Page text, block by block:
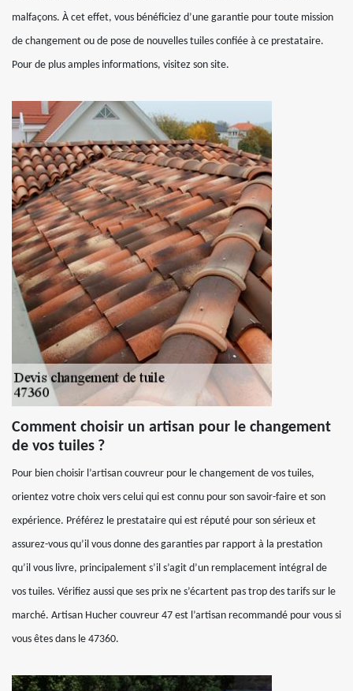
malfaçons. À cet effet, vous bénéficiez d’une garantie pour toute mission
de changement ou de pose de nouvelles tuiles confiée à ce prestataire.
Pour de plus amples informations, visitez son site.
Comment choisir un artisan pour le changement
de vos tuiles ?
Pour bien choisir l’artisan couvreur pour le changement de vos tuiles,
orientez votre choix vers celui qui est connu pour son savoir-faire et son
expérience. Préférez le prestataire qui est réputé pour son sérieux et
assurez-vous qu’il vous donne des garanties par rapport à la prestation
qu’il vous livre, principalement s’il s’agit d’un remplacement intégral de
vos tuiles. Vérifiez aussi que ses prix ne s’écartent pas trop des tarifs sur le
marché. Artisan Hucher couvreur 47 est l’artisan recommandé pour vous si
vous êtes dans le 47360.